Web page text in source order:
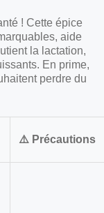
! Cette épice
aide
la lactation,
En prime,
perdre du
⚠️ Précautions